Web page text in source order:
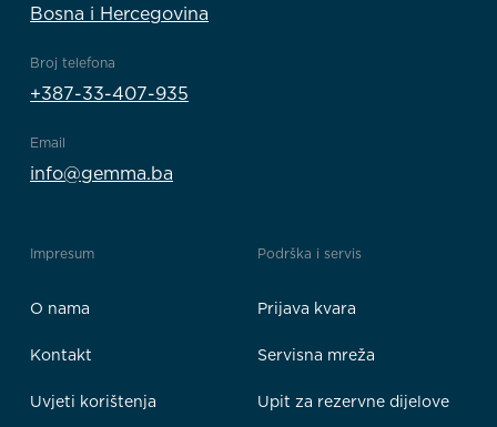
Bosna i Hercegovina
Broj telefona
+387-33-407-935
Email
info@gemma.ba
Impresum
O nama
Kontakt
Uvjeti korištenja
Podrška i servis
Prijava kvara
Servisna mreža
Upit za rezervne dijelove